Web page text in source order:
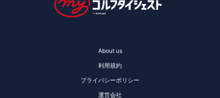
About us
利用規約
プライバシーポリシー
運営会社